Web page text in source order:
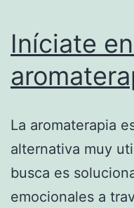
Iníciate
La aromaterapia
alternativa muy
busca es
emocionales a